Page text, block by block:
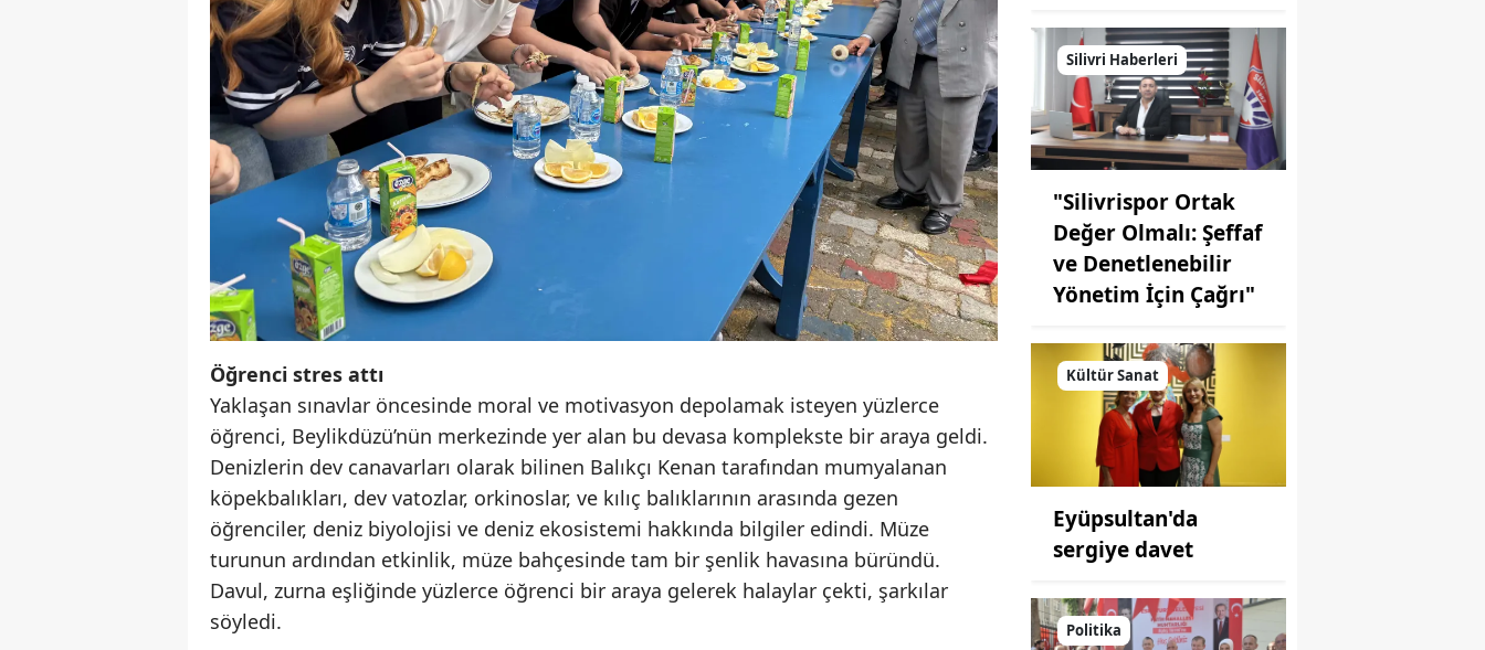
Öğrenci stres attı
Yaklaşan sınavlar öncesinde moral ve motivasyon depolamak isteyen yüzlerce
öğrenci, Beylikdüzü’nün merkezinde yer alan bu devasa komplekste bir araya geldi.
Denizlerin dev canavarları olarak bilinen Balıkçı Kenan tarafından mumyalanan
köpekbalıkları, dev vatozlar, orkinoslar, ve kılıç balıklarının arasında gezen
öğrenciler, deniz biyolojisi ve deniz ekosistemi hakkında bilgiler edindi. Müze
turunun ardından etkinlik, müze bahçesinde tam bir şenlik havasına büründü.
Davul, zurna eşliğinde yüzlerce öğrenci bir araya gelerek halaylar çekti, şarkılar
söyledi.
Silivri Haberleri
"Silivrispor Ortak
Değer Olmalı: Şeffaf
ve Denetlenebilir
Yönetim İçin Çağrı"
Kültür Sanat
Eyüpsultan'da
sergiye davet
Politika